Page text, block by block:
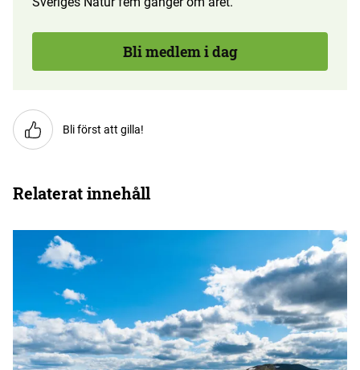
Bli medlem i dag
Bli först att gilla!
Relaterat innehåll